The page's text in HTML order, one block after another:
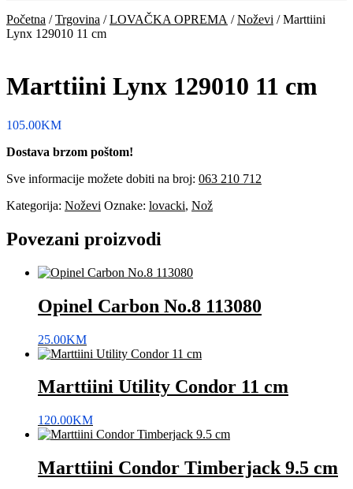
Početna /Trgovina /LOVAČKA OPREMA /Noževi / Marttiini
Lynx 129010 11 cm
Marttiini Lynx 129010 11 cm
105.00KM
Dostava brzom poštom!
Sve informacije možete dobiti na broj: 063 210 712
Kategorija: Noževi Oznake: lovacki, Nož
Povezani proizvodi
Opinel Carbon No.8 113080
25.00KM
Marttiini Utility Condor 11 cm
120.00KM
Marttiini Condor Timberjack 9.5 cm